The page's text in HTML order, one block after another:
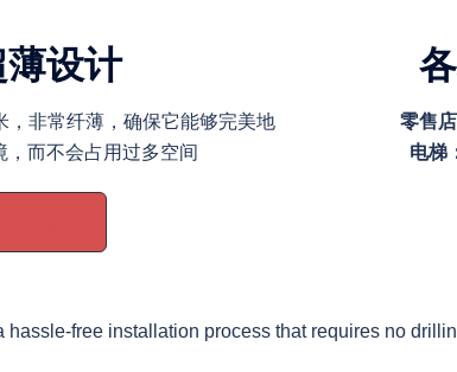
薄设计
，非常纤薄，确保它能够完美地
，而不会占用过多空间
零售店
电梯